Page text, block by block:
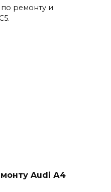
по ремонту и
Audi А4